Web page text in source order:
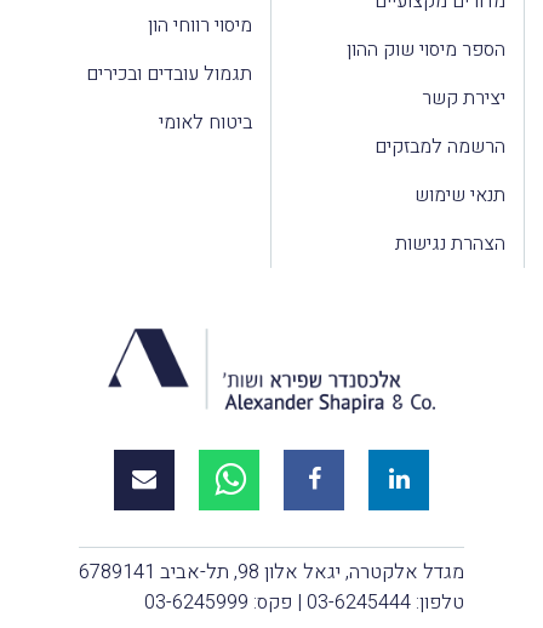
הספר מיסוי שוק ההון
יצירת קשר
הרשמה למבזקים
תנאי שימוש
הצהרת נגישות
מיסוי רווחי הון
תגמול עובדים ובכירים
ביטוח לאומי
מגדל אלקטרה, יגאל אלון 98, תל-אביב 6789141
טלפון: 03-6245444 | פקס: 03-6245999